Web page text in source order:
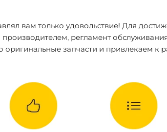
вам только удовольствие! Для
регламент
запчасти и привлекаем к